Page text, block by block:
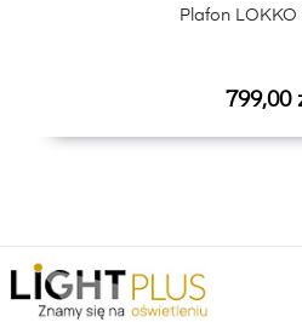
Plafon LOKKO
Cena
799,00